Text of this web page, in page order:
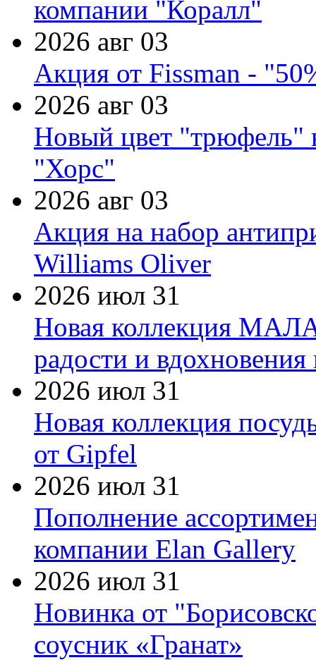
компании "Коралл"
2026 авг 03
Акция от Fissman -
2026 авг 03
Новый цвет "трюфель"
"Хорс"
2026 авг 03
Акция на набор
Williams Oliver
2026 июл 31
Новая коллекция
радости и
2026 июл 31
Новая коллекция
от Gipfel
2026 июл 31
Пополнение
компании Elan Gallery
2026 июл 31
Новинка от
соусник «Гранат»